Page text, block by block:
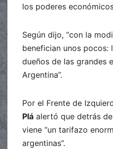
los poderes
Según dijo, “con la
benefician unos pocos:
dueños de las grandes
Argentina”.
Por el Frente de
Plá alertó que detrás
viene “un tarifazo
argentinas”.